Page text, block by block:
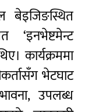
बेइजिङस्थित
‘इनभेष्टमेन्ट
कार्यक्रममा
भेटघाट
उपलब्ध